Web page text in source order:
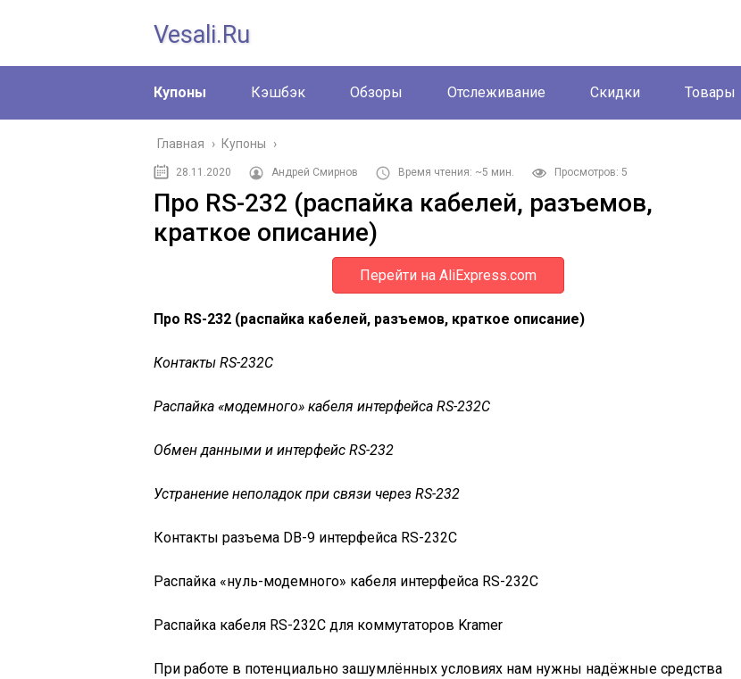
Vesali.ru
Купоны Кэшбэк Обзоры Отслеживание Скидки Товары
Главная › Купоны ›
28.11.2020 Андрей Смирнов Время чтения: ~5 мин. Просмотров: 5
Про RS-232 (распайка кабелей, разъемов,
краткое описание)
Перейти на AliExpress.com
Про RS-232 (распайка кабелей, разъемов, краткое описание)
Контакты RS-232C
Распайка «модемного» кабеля интерфейса RS-232C
Обмен данными и интерфейс RS-232
Устранение неполадок при связи через RS-232
Контакты разъема DB-9 интерфейса RS-232C
Распайка «нуль-модемного» кабеля интерфейса RS-232C
Распайка кабеля RS-232C для коммутаторов Kramer
При работе в потенциально зашумлённых условиях нам нужны надёжные средства